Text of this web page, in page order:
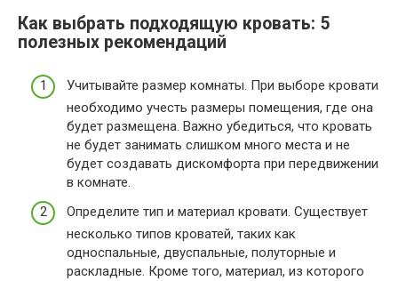
Как выбрать подходящую кровать: 5
полезных рекомендаций
Учитывайте размер комнаты. При выборе кровати
необходимо учесть размеры помещения, где она
будет размещена. Важно убедиться, что кровать
не будет занимать слишком много места и не
будет создавать дискомфорта при передвижении
в комнате.
Определите тип и материал кровати. Существует
несколько типов кроватей, таких как
односпальные, двуспальные, полуторные и
раскладные. Кроме того, материал, из которого